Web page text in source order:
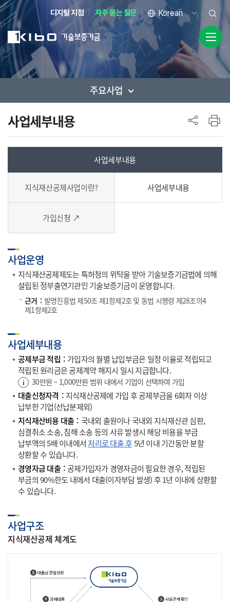
디지털 지점 자주 묻는 질문
사이드 메뉴
주요사업
사업세부내용
사업세부내용
지식재산공제사업이란? 사업세부내용
가입신청 ↗
사업운영
지식재산공제제도는 특허청의 위탁을 받아 기술보증기금법에 의해
설립된 정부출연기관인 기술보증기금이 운영합니다.
근거
발명진흥법 제50조 제1항제2호 및 동법 시행령 제28조의4
제1항제2호
사업세부내용
공제부금 적립
가입자의 월별 납입부금은 일정 이율로 적립되고
적립된 원리금은 공제계약 해지시 일시 지급합니다.
30만원 ~ 1,000만원 범위 내에서 기업이 선택하여 가입
대출신청자격
지식재산공제에 가입 후 공제부금을 6회차 이상
납부한 기업(선납분제외)
지식재산비용 대출
국내외 출원이나 국내외 지식재산관 심판,
심결취소 소송, 침해 소송 등의 사유 발생시 해당 비용을 부금
납부액의 5배 이내에서 저리로 대출 후5년 이내 기간동안 분할
상환할 수 있습니다.
경영자금 대출
공제가입자가 경영자금이 필요한 경우, 적립된
부금의 90%한도 내에서 대출(이자부담 발생) 후 1년 이내에 상환할
수 있습니다.
사업구조
지식재산공제 체계도